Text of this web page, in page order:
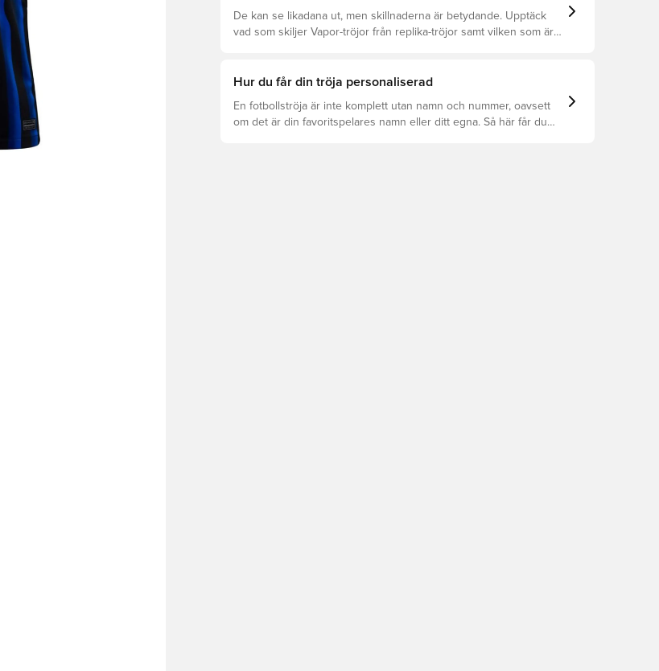
De kan se likadana ut, men skillnaderna är betydande. Upptäck
vad som skiljer Vapor-tröjor från replika-tröjor samt vilken som är
Hur du får din tröja personaliserad
En fotbollströja är inte komplett utan namn och nummer, oavsett
om det är din favoritspelares namn eller ditt egna. Så här får du